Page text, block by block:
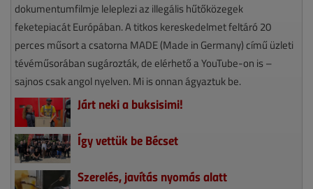
dokumentumfilmje leleplezi az illegális hűtőközegek
feketepiacát Európában. A titkos kereskedelmet feltáró 20
perces műsort a csatorna MADE (Made in Germany) című üzleti
tévéműsorában sugározták, de elérhető a YouTube-on is –
sajnos csak angol nyelven. Mi is onnan ágyaztuk be.
Járt neki a buksisimi!
Így vettük be Bécset
Szerelés, javítás nyomás alatt